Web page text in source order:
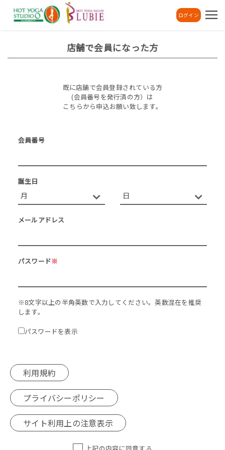
ログイン
店舗で会員になった方
既に店舗で会員登録されている方
(会員番号を発行済の方）は
こちらから申込お願い致します。
会員番号
誕生日
メールアドレス
パスワード※
※8文字以上の半角英数で入力してください。英数混在を推奨
します。
パスワードを表示
利用規約
プライバシーポリシー
サイト利用上の注意表示